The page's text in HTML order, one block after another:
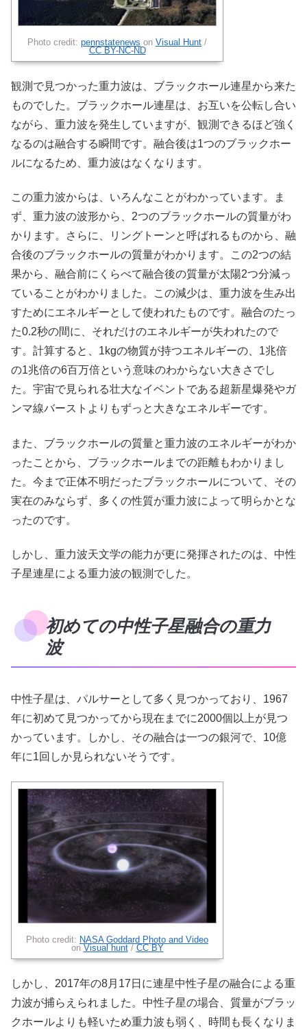
Photo credit: pennstatenews on Visual Hunt /
CC BY-NC-ND
観測で見つかった重力波は、ブラックホール連星から来た
ものでした。ブラックホール連星は、お互いを公転し合い
ながら、重力波を発生していますが、観測できるほど強く
なるのは融合する瞬間です。融合後は1つのブラックホー
ルになるため、重力波はなくなります。
この重力波からは、いろんなことがわかっています。ま
ず、重力波の波形から、2つのブラックホールの質量がわ
かります。さらに、リングトーンと呼ばれるものから、融
合後のブラックホールの質量がわかります。この2つの結
果から、融合前にくらべて融合後の質量が太陽2つ分減っ
ていることがわかりました。この減少は、重力波を生み出
すためにエネルギーとして使われたものです。融合のたっ
た0.2秒の間に、それだけのエネルギーが失われたので
す。計算すると、1kgの物質が持つエネルギーの、1兆倍
の1兆倍の6百万倍という意味のわからない大きさでし
た。宇宙で見られる壮大なイベントである超新星爆発やガ
ンマ線バーストよりもずっと大きなエネルギーです。
また、ブラックホールの質量と重力波のエネルギーがわか
ったことから、ブラックホールまでの距離もわかりまし
た。今まで正体不明だったブラックホールについて、その
実在のみならず、多くの性質が重力波によって明らかとな
ったのです。
しかし、重力波天文学の能力が更に発揮されたのは、中性
子星連星による重力波の観測でした。
初めての中性子星融合の重力
波
中性子星は、パルサーとして多く見つかっており、1967
年に初めて見つかってから現在までに2000個以上が見つ
かっています。しかし、その融合は一つの銀河で、10億
年に1回しか見られないそうです。
Photo credit: NASA Goddard Photo and Video
on Visual hunt/ CC BY
しかし、2017年の8月17日に連星中性子星の融合による重
力波が捕らえられました。中性子星の場合、質量がブラッ
クホールよりも軽いため重力波も弱く、時間も長くなりま